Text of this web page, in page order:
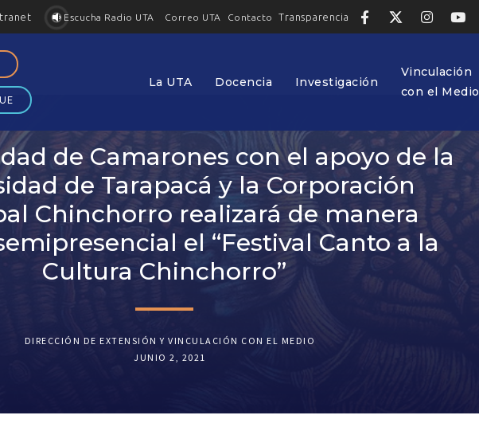
Escucha Radio UTA Correo UTA Contacto Transparencia
La UTA Docencia Investigación
Vinculación
con el Medio
de Camarones con el apoyo de la
de Tarapacá y la Corporación
Chinchorro realizará de manera
el “Festival Canto a la
Cultura Chinchorro”
DIRECCIÓN DE EXTENSIÓN Y VINCULACIÓN CON EL MEDIO
JUNIO 2, 2021